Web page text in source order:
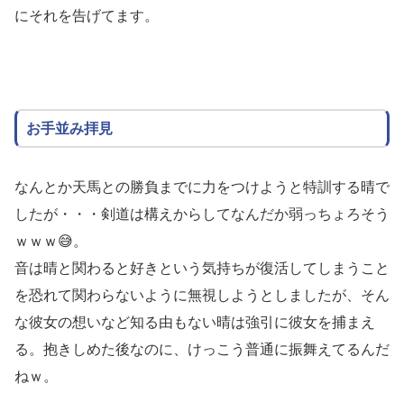
にそれを告げてます。
お手並み拝見
なんとか天馬との勝負までに力をつけようと特訓する晴で
したが・・・剣道は構えからしてなんだか弱っちょろそう
ｗｗｗ😅。
音は晴と関わると好きという気持ちが復活してしまうこと
を恐れて関わらないように無視しようとしましたが、そん
な彼女の想いなど知る由もない晴は強引に彼女を捕まえ
る。抱きしめた後なのに、けっこう普通に振舞えてるんだ
ねｗ。